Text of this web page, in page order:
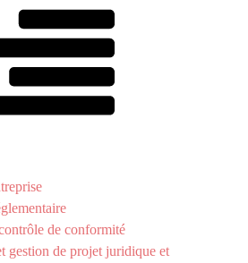
de conformité
gestion de projet juridique et